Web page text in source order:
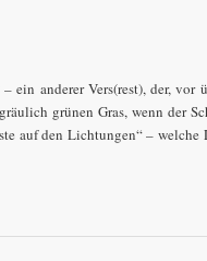
ein anderer Vers(rest), der,
grünen Gras, wenn der
auf den Lichtungen“ –